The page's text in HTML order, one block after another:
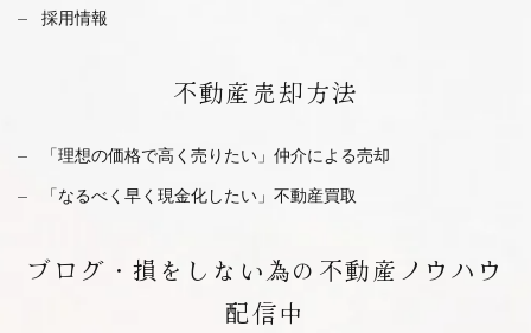
採用情報
不動産 売却方法
「理想の価格で高く売りたい」仲介による売却
「なるべく早く現金化したい」不動産買取
ブログ・ 損をしない為の不動産ノウハウ
配信中